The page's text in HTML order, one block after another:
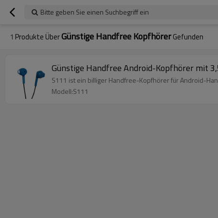
Bitte geben Sie einen Suchbegriff ein
1 Produkte ÜberGünstige Handfree KopfhörerGefunden
Günstige Handfree Android-Kopfhörer mit
S111 ist ein billiger Handfree-Kopfhörer für Android-
Modell:S111